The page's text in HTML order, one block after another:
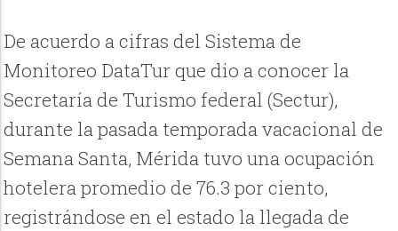
De acuerdo a cifras del Sistema de
Monitoreo DataTur que dio a conocer la
Secretaría de Turismo federal (Sectur),
durante la pasada temporada vacacional de
Semana Santa, Mérida tuvo una ocupación
hotelera promedio de 76.3 por ciento,
registrándose en el estado la llegada de